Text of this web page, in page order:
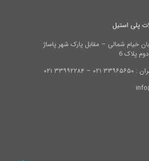
پلی استیل
خیام شمالی – مقابل پارک شهر پاساژ
پلاک 6
۰۲۱